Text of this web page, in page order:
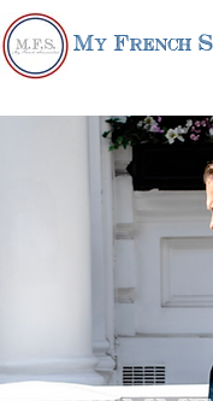
My French